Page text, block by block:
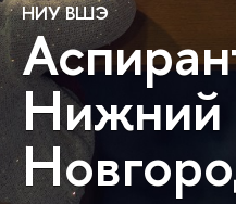
НИУ ВШЭ
Нижний